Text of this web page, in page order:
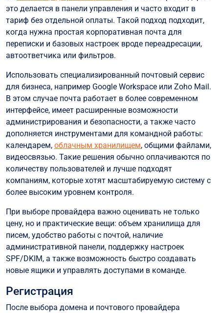
это делается в панели управления и часто входит в
тариф без отдельной оплаты. Такой подход подходит,
когда нужна простая корпоративная почта для
переписки и базовых настроек вроде переадресации,
автоответчика или фильтров.
Использовать специализированный почтовый сервис
для бизнеса, например Google Workspace или Zoho Mail.
В этом случае почта работает в более современном
интерфейсе, имеет расширенные возможности
администрирования и безопасности, а также часто
дополняется инструментами для командной работы:
календарем, облачным хранилищем, общими файлами,
видеосвязью. Такие решения обычно оплачиваются по
количеству пользователей и лучше подходят
компаниям, которые хотят масштабируемую систему с
более высоким уровнем контроля.
При выборе провайдера важно оценивать не только
цену, но и практические вещи: объем хранилища для
писем, удобство работы с почтой, наличие
административной панели, поддержку настроек
SPF/DKIM, а также возможность быстро создавать
новые ящики и управлять доступами в команде.
Регистрация
После выбора домена и почтового провайдера